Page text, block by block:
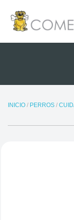
contenido
INICIO / PERROS /